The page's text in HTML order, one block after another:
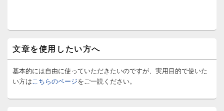
文章を使用したい方へ
基本的には自由に使っていただきたいのですが、実用目的で使いた
い方はこちらのページをご一読ください。